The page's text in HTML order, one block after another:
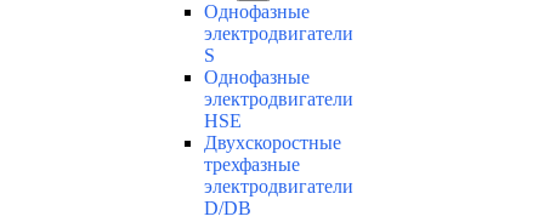
Однофазные
электродвигатели
S
Однофазные
электродвигатели
HSE
Двухскоростные
трехфазные
электродвигатели
D/DB